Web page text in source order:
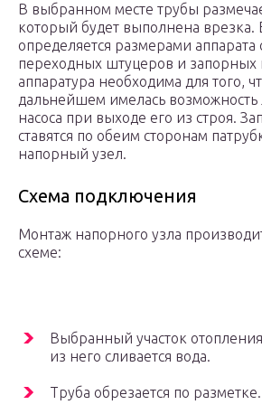
В выбранном месте трубы
который будет выполнена врезка.
определяется размерами аппарата
переходных штуцеров и запорных
аппаратура необходима для того,
дальнейшем имелась
насоса при выходе его из строя.
ставятся по обеим сторонам
напорный узел.
Схема подключения
Монтаж напорного узла
схеме:
Выбранный участок
из него сливается вода.
Труба обрезается по разметке.